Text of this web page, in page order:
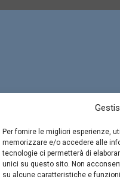
Per fornire le migliori esperienze,
memorizzare e/o accedere alle
tecnologie ci permetterà di
unici su questo sito. Non
su alcune caratteristiche e